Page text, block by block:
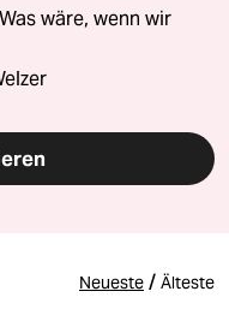
wäre, wenn wir
Neueste / Älteste